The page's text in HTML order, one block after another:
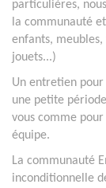
particulières,
la communauté
enfants,
jouets...)
Un entretien
une petite
vous comme
équipe.
La communauté
inconditionnelle